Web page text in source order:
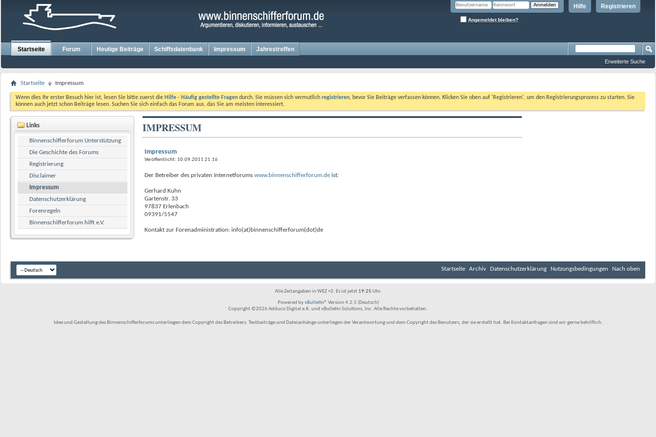
Registrieren
Hilfe
Angemeldet bleiben?
Startseite Forum Heutige Beiträge Schiffsdatenbank Impressum Jahrestreffen
Erweiterte Suche
Startseite Impressum
Wenn dies Ihr erster Besuch hier ist, lesen Sie bitte zuerst die Hilfe - Häufig gestellte Fragen durch. Sie müssen sich vermutlich registrieren, bevor Sie Beiträge verfassen können. Klicken Sie oben auf 'Registrieren', um den Registrierungsprozess zu starten. Sie
können auch jetzt schon Beiträge lesen. Suchen Sie sich einfach das Forum aus, das Sie am meisten interessiert.
Links
Binnenschifferforum Unterstützung
Die Geschichte des Forums
Registrierung
Disclaimer
Impressum
Datenschutzerklärung
Forenregeln
Binnenschifferforum hilft e.V.
IMPRESSUM
Impressum
Veröffentlicht: 10.09.2011 21:16
Der Betreiber des privaten Internetforumswww.binnenschifferforum.de ist:
Gerhard Kuhn
Gartenstr. 33
97837 Erlenbach
09391/5547
Kontakt zur Forenadministration: info(at)binnenschifferforum(dot)de
Startseite Archiv Datenschutzerklärung Nutzungsbedingungen Nach oben
Alle Zeitangaben in WEZ +2. Es ist jetzt 19:25 Uhr.
Powered byvBulletin® Version 4.2.5 (Deutsch)
Copyright ©2026 Adduco Digital e.K. und vBulletin Solutions, Inc. Alle Rechte vorbehalten.
Idee und Gestaltung des Binnenschifferforums unterliegen dem Copyright des Betreibers. Textbeiträge und Dateianhänge unterliegen der Verantwortung und dem Copyright des Benutzers, der sie erstellt hat. Bei Kontaktanfragen sind wir gerne behilflich.